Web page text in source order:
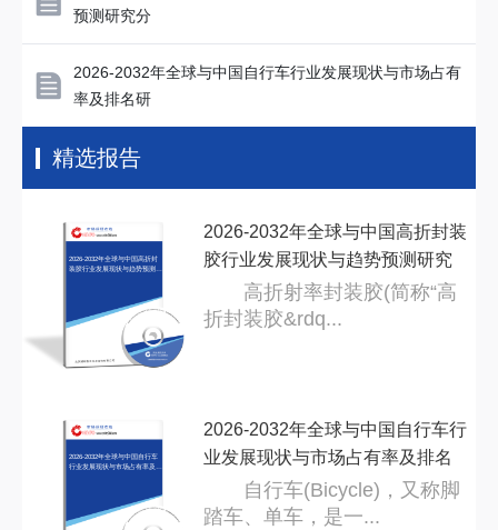
预测研究分
2026-2032年全球与中国自行车行业发展现状与市场占有
率及排名研
精选报告
2026-2032年全球与中国高折封
装胶行业发展现状与趋势预测研
2026-2032年全球与中国高折封装
胶行业发展现状与趋势预测研究
高折射率封装胶(简称“高
折封装胶&rdq...
2026-2032年全球与中国自行车
行业发展现状与市场占有率及排
2026-2032年全球与中国自行车行
业发展现状与市场占有率及排名
自行车(Bicycle)，又称脚
踏车、单车，是一...